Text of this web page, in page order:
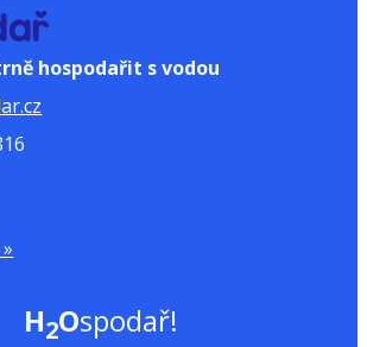
hospodařit s vodou
H2Ospodař!